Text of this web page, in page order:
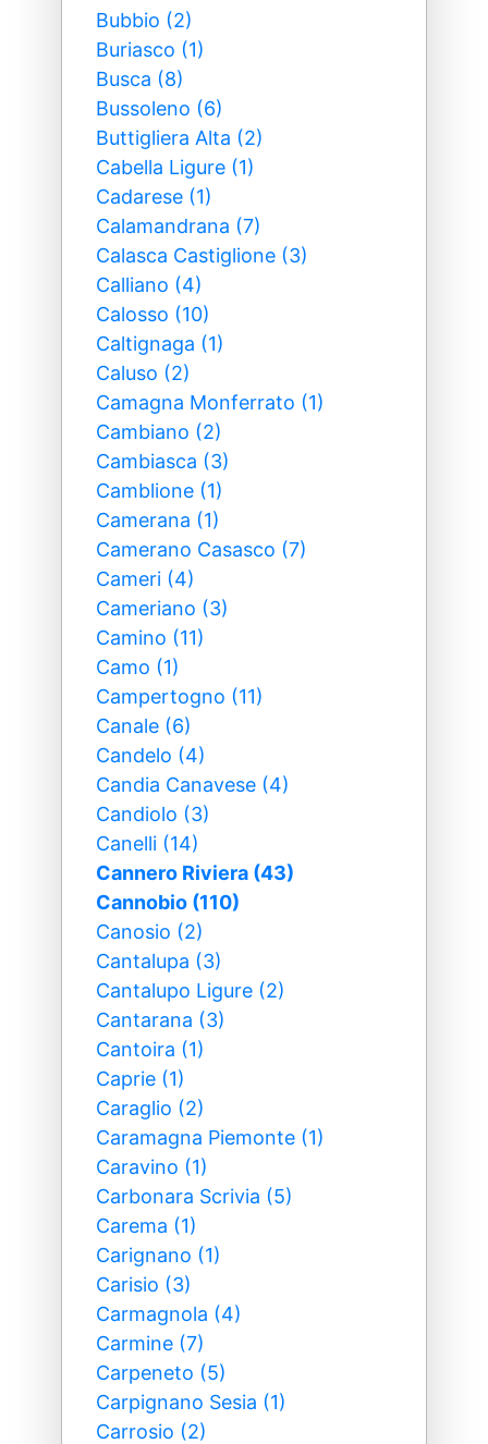
Bubbio (2)
Buriasco (1)
Busca (8)
Bussoleno (6)
Buttigliera Alta (2)
Cabella Ligure (1)
Cadarese (1)
Calamandrana (7)
Calasca Castiglione (3)
Calliano (4)
Calosso (10)
Caltignaga (1)
Caluso (2)
Camagna Monferrato (1)
Cambiano (2)
Cambiasca (3)
Camblione (1)
Camerana (1)
Camerano Casasco (7)
Cameri (4)
Cameriano (3)
Camino (11)
Camo (1)
Campertogno (11)
Canale (6)
Candelo (4)
Candia Canavese (4)
Candiolo (3)
Canelli (14)
Cannero Riviera (43)
Cannobio (110)
Canosio (2)
Cantalupa (3)
Cantalupo Ligure (2)
Cantarana (3)
Cantoira (1)
Caprie (1)
Caraglio (2)
Caramagna Piemonte (1)
Caravino (1)
Carbonara Scrivia (5)
Carema (1)
Carignano (1)
Carisio (3)
Carmagnola (4)
Carmine (7)
Carpeneto (5)
Carpignano Sesia (1)
Carrosio (2)